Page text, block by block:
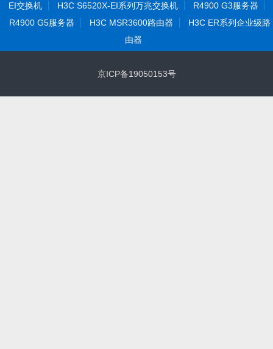
EI交换机
H3C S6520X-EI系列万兆交换机
R4900 G3服务器
R4900 G5服务器
H3C MSR3600路由器
H3C ER系列企业级路
由器
京ICP备19050153号